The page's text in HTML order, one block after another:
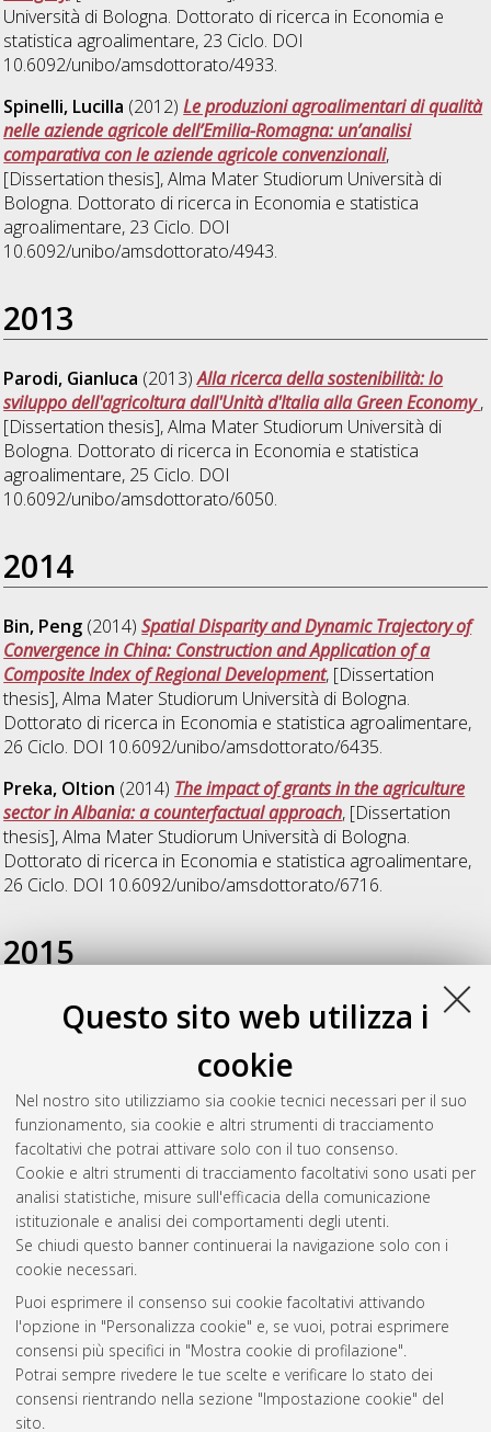
Questo sito web utilizza i
cookie
Nel nostro sito utilizziamo sia cookie tecnici necessari per il suo
funzionamento, sia cookie e altri strumenti di tracciamento
facoltativi che potrai attivare solo con il tuo consenso.
Cookie e altri strumenti di tracciamento facoltativi sono usati per
analisi statistiche, misure sull'efficacia della comunicazione
istituzionale e analisi dei comportamenti degli utenti.
Se chiudi questo banner continuerai la navigazione solo con i
cookie necessari.
Puoi esprimere il consenso sui cookie facoltativi attivando
l'opzione in "Personalizza cookie" e, se vuoi, potrai esprimere
consensi più specifici in "Mostra cookie di profilazione".
Potrai sempre rivedere le tue scelte e verificare lo stato dei
consensi rientrando nella sezione "Impostazione cookie" del
sito.
Università di Bologna. Dottorato di ricerca in Economia e
statistica agroalimentare, 23 Ciclo. DOI
10.6092/unibo/amsdottorato/4933.
Spinelli, Lucilla (2012)Le produzioni agroalimentari di qualità
nelle aziende agricole dell’Emilia-Romagna: un’analisi
comparativa con le aziende agricole convenzionali,
[Dissertation thesis], Alma Mater Studiorum Università di
Bologna. Dottorato di ricerca in Economia e statistica
agroalimentare, 23 Ciclo. DOI
10.6092/unibo/amsdottorato/4943.
2013
Parodi, Gianluca (2013)Alla ricerca della sostenibilità: lo
sviluppo dell'agricoltura dall'Unità d'Italia alla Green Economy,
[Dissertation thesis], Alma Mater Studiorum Università di
Bologna. Dottorato di ricerca in Economia e statistica
agroalimentare, 25 Ciclo. DOI
10.6092/unibo/amsdottorato/6050.
2014
Bin, Peng (2014)Spatial Disparity and Dynamic Trajectory of
Convergence in China: Construction and Application of a
Composite Index of Regional Development, [Dissertation
thesis], Alma Mater Studiorum Università di Bologna.
Dottorato di ricerca in Economia e statistica agroalimentare,
26 Ciclo. DOI 10.6092/unibo/amsdottorato/6435.
Preka, Oltion (2014) The impact of grants in the agriculture
sector in Albania: a counterfactual approach, [Dissertation
thesis], Alma Mater Studiorum Università di Bologna.
Dottorato di ricerca in Economia e statistica agroalimentare,
26 Ciclo. DOI 10.6092/unibo/amsdottorato/6716.
2015
Fanti, Jacopo(2015) L'internazionalizzazione e le
specializzazioni commerciali delle regioni italiane nel settore
, [Dissertation thesis], Alma Mater Studiorum
Università di Bologna. Dottorato di ricerca in
statistica agroalimentare, 27 Ciclo. DOI
10.6092/unibo/amsdottorato/7210.
Questa lista e' stata generata il Thu Aug 6 20:46:35 2026
Atom
Rss 1.0
Rss 2.0